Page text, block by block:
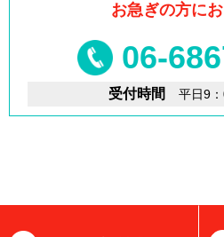
お急ぎの方にお
06-
受付時間 平日9